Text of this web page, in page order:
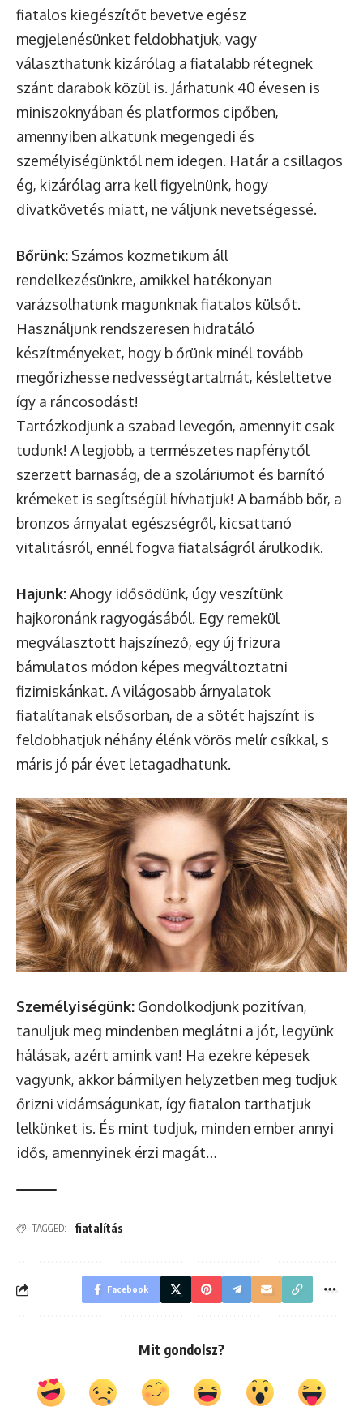
fiatalos kiegészítőt bevetve egész
megjelenésünket feldobhatjuk, vagy
választhatunk kizárólag a fiatalabb rétegnek
szánt darabok közül is. Járhatunk 40 évesen is
miniszoknyában és platformos cipőben,
amennyiben alkatunk megengedi és
személyiségünktől nem idegen. Határ a csillagos
ég, kizárólag arra kell figyelnünk, hogy
divatkövetés miatt, ne váljunk nevetségessé.
Bőrünk: Számos kozmetikum áll
rendelkezésünkre, amikkel hatékonyan
varázsolhatunk magunknak fiatalos külsőt.
Használjunk rendszeresen hidratáló
készítményeket, hogy b őrünk minél tovább
megőrizhesse nedvességtartalmát, késleltetve
így a ráncosodást!
Tartózkodjunk a szabad levegőn, amennyit csak
tudunk! A legjobb, a természetes napfénytől
szerzett barnaság, de a szoláriumot és barnító
krémeket is segítségül hívhatjuk! A barnább bőr, a
bronzos árnyalat egészségről, kicsattanó
vitalitásról, ennél fogva fiatalságról árulkodik.
Hajunk:Ahogy idősödünk, úgy veszítünk
hajkoronánk ragyogásából. Egy remekül
megválasztott hajszínező, egy új frizura
bámulatos módon képes megváltoztatni
fizimiskánkat. A világosabb árnyalatok
fiatalítanak elsősorban, de a sötét hajszínt is
feldobhatjuk néhány élénk vörös melír csíkkal, s
máris jó pár évet letagadhatunk.
Személyiségünk: Gondolkodjunk pozitívan,
tanuljuk meg mindenben meglátni a jót, legyünk
hálásak, azért amink van! Ha ezekre képesek
vagyunk, akkor bármilyen helyzetben meg tudjuk
őrizni vidámságunkat, így fiatalon tarthatjuk
lelkünket is. És mint tudjuk, minden ember annyi
idős, amennyinek érzi magát…
TAGGED: fiatalítás
Facebook
Mit gondolsz?